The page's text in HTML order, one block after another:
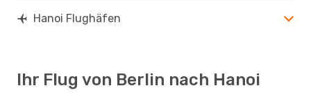
Hanoi Flughäfen
Ihr Flug von Berlin nach Hanoi